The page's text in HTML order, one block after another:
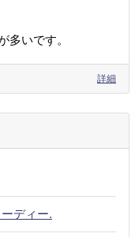
多いです。
詳細
ディー.